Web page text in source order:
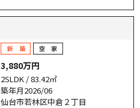
3,880万円
2SLDK / 83.42㎡
築年月2026/06
仙台市若林区中倉２丁目